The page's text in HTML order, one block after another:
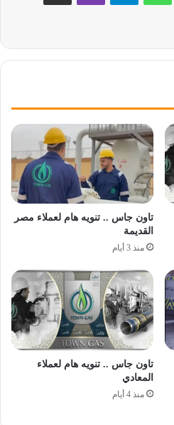
تاون جاس .. تنويه هام لعملاء مصر
القديمة
منذ 3 أيام
تاون جاس .. تنويه هام لعملاء
المعادي
منذ 4 أيام